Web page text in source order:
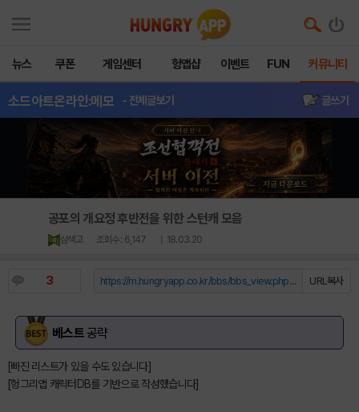
뉴스 쿠폰 게임센터 헝앱샵 이벤트 FUN 커뮤니티
소드아트온라인:메모 - 전체글보기 글쓰기
공포의 개요정 후반전을 위한 스턴캐 모음
삼색고 조회수 : 6,147 | 18.03.20
3 URL복사
https://m.hungryapp.co.kr/bbs/bbs_view.php?durl=Y...
베스트공략
[빠진 리스트가 있을 수도 있습니다]
[헝그리앱 캐릭터DB를 기반으로 작성했습니다]